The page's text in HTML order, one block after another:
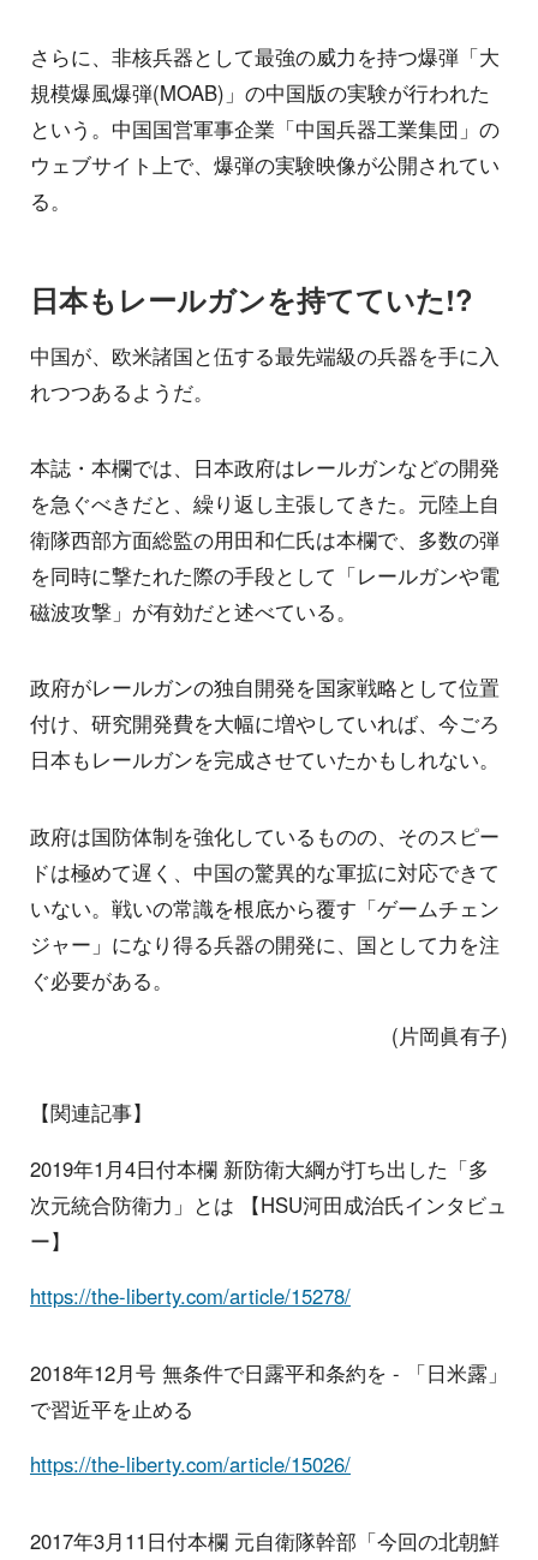
さらに、非核兵器として最強の威力を持つ爆弾「大
規模爆風爆弾(MOAB)」の中国版の実験が行われた
という。中国国営軍事企業「中国兵器工業集団」の
ウェブサイト上で、爆弾の実験映像が公開されてい
る。
日本もレールガンを持てていた!?
中国が、欧米諸国と伍する最先端級の兵器を手に入
れつつあるようだ。
本誌・本欄では、日本政府はレールガンなどの開発
を急ぐべきだと、繰り返し主張してきた。元陸上自
衛隊西部方面総監の用田和仁氏は本欄で、多数の弾
を同時に撃たれた際の手段として「レールガンや電
磁波攻撃」が有効だと述べている。
政府がレールガンの独自開発を国家戦略として位置
付け、研究開発費を大幅に増やしていれば、今ごろ
日本もレールガンを完成させていたかもしれない。
政府は国防体制を強化しているものの、そのスピー
ドは極めて遅く、中国の驚異的な軍拡に対応できて
いない。戦いの常識を根底から覆す「ゲームチェン
ジャー」になり得る兵器の開発に、国として力を注
ぐ必要がある。
(片岡眞有子)
【関連記事】
2019年1月4日付本欄 新防衛大綱が打ち出した「多
次元統合防衛力」とは 【HSU河田成治氏インタビュ
ー】
https://the-liberty.com/article/15278/
2018年12月号 無条件で日露平和条約を - 「日米露」
で習近平を止める
https://the-liberty.com/article/15026/
2017年3月11日付本欄 元自衛隊幹部「今回の北朝鮮